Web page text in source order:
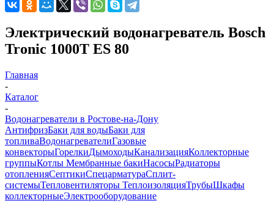
Электрический водонагреватель Bosch
Tronic 1000T ES 80
Главная
-
Каталог
-
Водонагреватели в Ростове-на-Дону
АнтифризБаки для водыБаки для
топливаВодонагревателиГазовые
конвекторыГорелкиДымоходыКанализацияКоллекторные
группыКотлы Мембранные бакиНасосыРадиаторы
отопленияСептикиСпецарматураСплит-
системыТепловентиляторы ТеплоизоляцияТрубыШкафы
коллекторныеЭлектрооборудование